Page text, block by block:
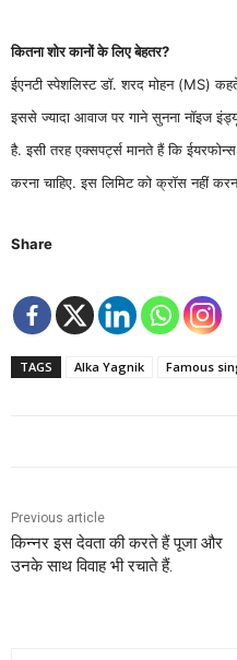
कितना शोर कानों के लिए बेहतर?
ईएनटी स्पेशलिस्ट डॉ. शरद मोहन (MS)
इससे ज्यादा आवाज पर गाने सुनना नॉइज
है. इसी तरह एक्सपर्ट्स मानते हैं कि
करना चाहिए. इस लिमिट को क्रॉस नहीं
Share
TAGS Alka Yagnik Famous
Previous article
किन्‍नर इस देवता की करते हैं पूजा और
उनके साथ विवाह भी रचाते हैं.